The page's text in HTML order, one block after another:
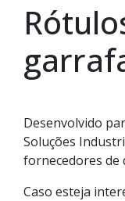
Desenvolvido
Soluções
fornecedores de
Caso esteja